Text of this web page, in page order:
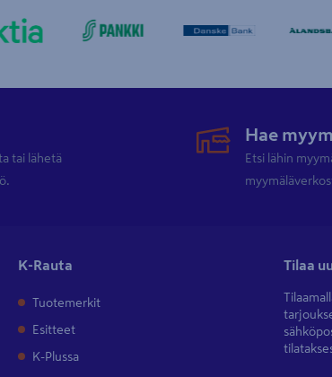
tai lähetä
Hae
Etsi lähin
K-Rauta
Tuotemerkit
Esitteet
K-Plussa
Tilaa